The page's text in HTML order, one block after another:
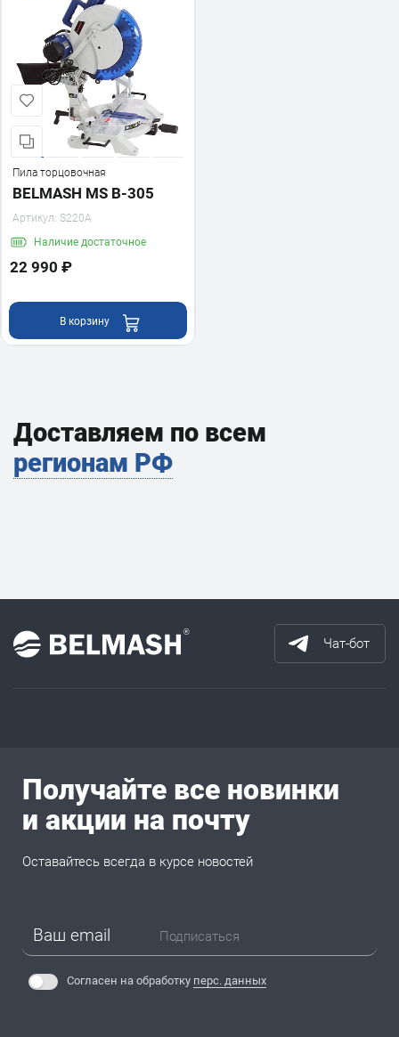
Пила торцовочная
BELMASH MS B-305
Артикул: S220A
Наличие достаточное
22 990 ₽
В корзину
Доставляем по всем
регионам РФ
Чат-бот
Получайте все новинки
и акции на почту
Оставайтесь всегда в курсе новостей
Подписаться
Согласен на обработку перс. данных